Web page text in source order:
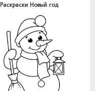
Раскраски Новый год